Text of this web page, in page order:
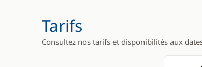
Tarifs
Consultez nos tarifs et disponibilités aux